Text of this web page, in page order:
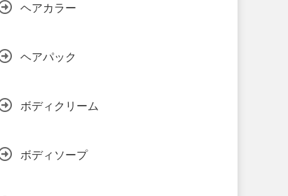
ヘアカラー
ヘアパック
ボディクリーム
ボディソープ